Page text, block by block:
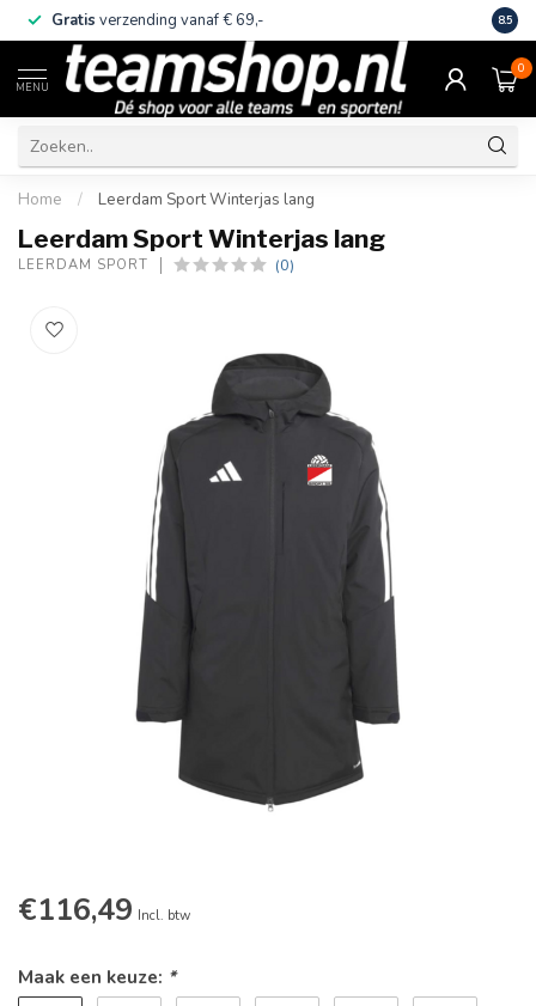
Gratis verzending vanaf € 69,- Eigen
8.5
MENU
0
Home / Leerdam Sport Winterjas lang
Leerdam Sport Winterjas lang
LEERDAM SPORT (0)
€116,49 Incl. btw
Maak een keuze: *